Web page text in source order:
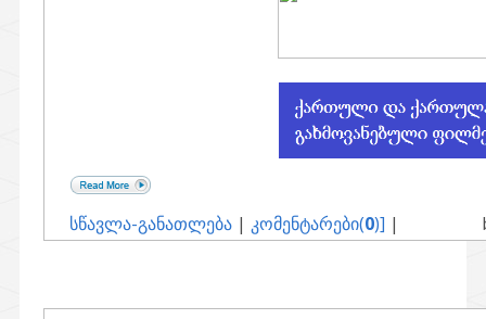
სწავლა-განათლება | კომენტარები(0)] |